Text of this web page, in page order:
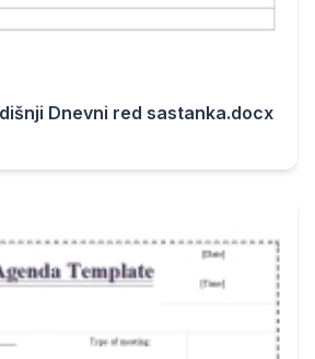
Dnevni red sastanka.docx